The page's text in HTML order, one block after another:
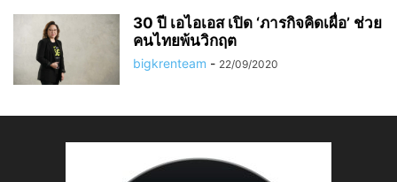
30 ปี เอไอเอส เปิด ‘ภารกิจคิดเผื่อ’ ช่วย
คนไทยพ้นวิกฤต
bigkrenteam - 22/09/2020